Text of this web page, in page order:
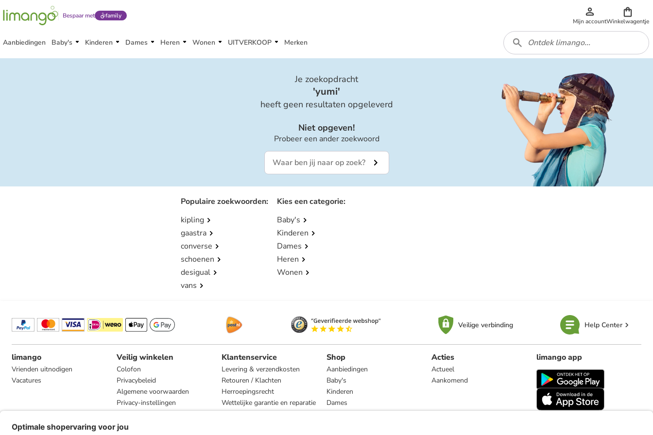
Bespaar met family
Mijn accountWinkelwagentje
Aanbiedingen Baby's Kinderen Dames Heren Wonen UITVERKOOP Merken
Je zoekopdracht
'yumi'
heeft geen resultaten opgeleverd
Niet opgeven!
Probeer een ander zoekwoord
Populaire zoekwoorden:
kipling
gaastra
converse
schoenen
desigual
vans
Kies een categorie:
Baby's
Kinderen
Dames
Heren
Wonen
Veilige verbinding Help Center
limango
Vrienden uitnodigen
Vacatures
Veilig winkelen
Colofon
Privacybeleid
Algemene voorwaarden
Privacy-instellingen
Compliance
Klantenservice
Levering & verzendkosten
Retouren / Klachten
Herroepingsrecht
Wettelijke garantie en reparatie
Shop
Aanbiedingen
Baby's
Kinderen
Dames
Heren
Acties
Actueel
Aankomend
limango app